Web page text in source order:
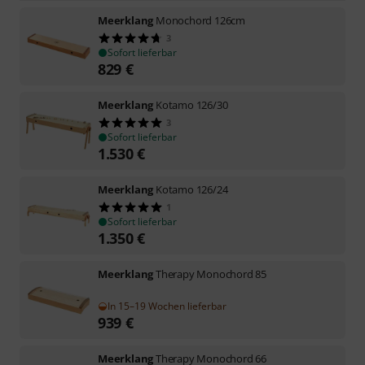
Meerklang Monochord 126cm
3
Sofort lieferbar
829 €
Meerklang Kotamo 126/30
3
Sofort lieferbar
1.530€
Meerklang Kotamo 126/24
1
Sofort lieferbar
1.350€
MeerklangTherapy Monochord 85
In 15–19 Wochen lieferbar
939 €
MeerklangTherapy Monochord 66